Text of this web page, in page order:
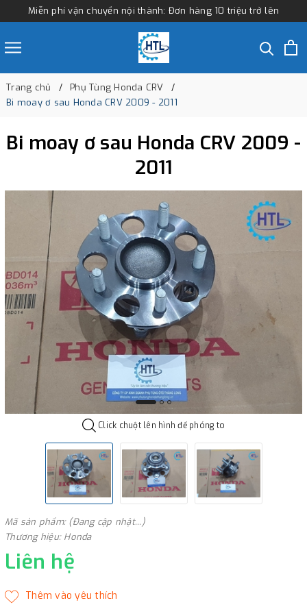
Miễn phí vận chuyển nội thành: Đơn hàng 10 triệu trở lên
Trang chủ
Phụ Tùng Honda CRV
Bi moay ơ sau Honda CRV 2009 - 2011
Bi moay ơ sau Honda CRV 2009 -
2011
Click chuột lên hình để phóng to
Mã sản phẩm: (Đang cập nhật...)
Thương hiệu: Honda
Liên hệ